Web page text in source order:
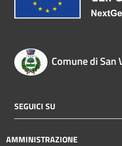
Comune di San
SEGUICI SU
AMMINISTRAZIONE